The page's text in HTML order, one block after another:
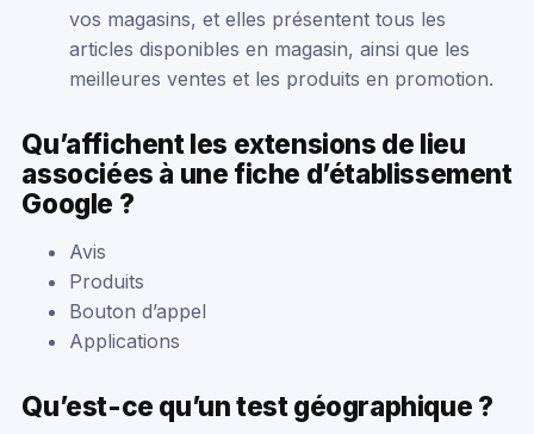
vos magasins, et elles présentent tous les
articles disponibles en magasin, ainsi que les
meilleures ventes et les produits en promotion.
Qu’affichent les extensions de lieu
associées à une fiche d’établissement
Google ?
Avis
Produits
Bouton d’appel
Applications
Qu’est-ce qu’un test géographique ?